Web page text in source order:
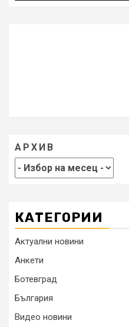
АРХИВ
КАТЕГОРИИ
Актуални новини
Анкети
Ботевград
България
Видео новини